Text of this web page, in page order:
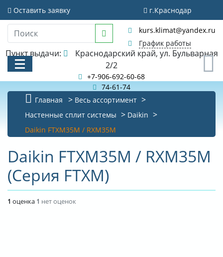
Оставить заявку г.Краснодар
kurs.klimat@yandex.ru
График работы
Пункт выдачи:
2/2
+7-906-692-60-68
74-61-74
КАТАЛОГ
АКЦИИ И РАСПРОДАЖИ
БИБЛИОТЕКА
НОВОСТИ
Главная
Весь ассортимент
Настенные сплит системы
Daikin
Daikin FTXM35M / RXM35M
Daikin FTXM35M / RXM35M
(Серия FTXM)
1 оценка 1 нет оценок